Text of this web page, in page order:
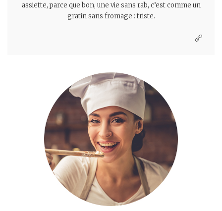
assiette, parce que bon, une vie sans rab, c’est comme un
gratin sans fromage : triste.